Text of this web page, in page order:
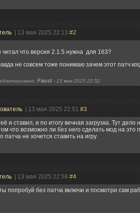
| 13 мая 2025 22:13 #2
читал что версия 2.1.5 нужна для 163?
не совсем тоже понимаю зачем этот патч
Faust - 13 мая 2025 22:52
| 13 мая 2025 22:51 #3
её и ставил, и по итогу вечная загрузка. Тут
что возможно ли без него сделать мод на
патча не хочется ставить на игру
| 13 мая 2025 22:56 #4
попробуй без патча включи и посмотри сам